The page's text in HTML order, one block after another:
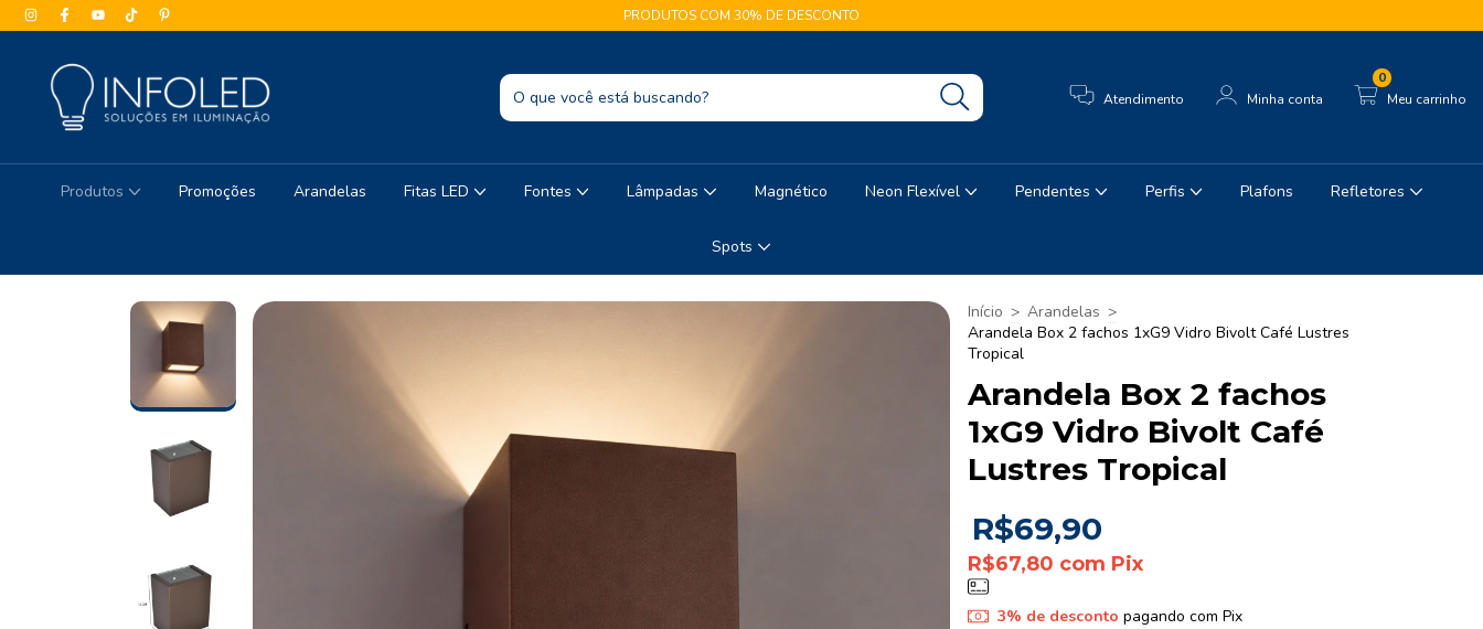
PRODUTOS COM 30% DE DESCONTO
Atendimento Minha conta Meu carrinho
0
Produtos Promoções Arandelas Fitas LED Fontes Lâmpadas Magnético Neon Flexível Pendentes Perfis Plafons Refletores
Spots
Início > Arandelas >
Arandela Box 2 fachos 1xG9 Vidro Bivolt Café Lustres
Tropical
Arandela Box 2 fachos
1xG9 Vidro Bivolt Café
Lustres Tropical
R$69,90
R$67,80 com Pix
3% de desconto pagando com Pix